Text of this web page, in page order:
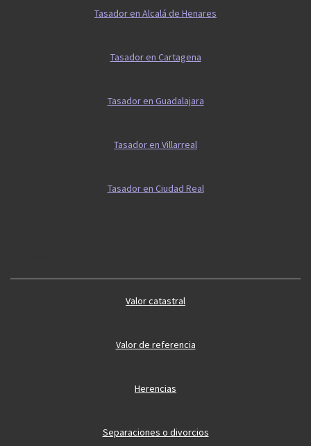
Tasador en Alcalá de Henares
Tasador en Cartagena
Tasador en Guadalajara
Tasador en Villarreal
Tasador en Ciudad Real
Valor catastral
Valor de referencia
Herencias
Separaciones o divorcios